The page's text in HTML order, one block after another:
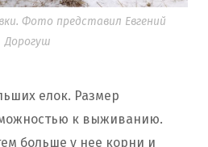
Фото представил Евгений
Дорогуш
елок. Размер
к выживанию.
больше у нее корни и